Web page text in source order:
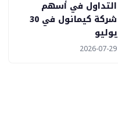
التداول في أسهم
شركة كيمانول في 30
يوليو
2026-07-29